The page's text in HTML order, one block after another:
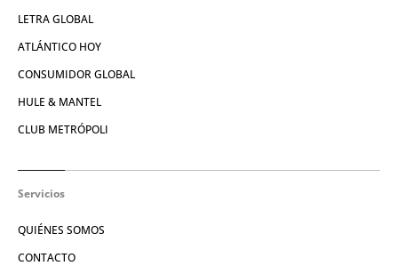
LETRA GLOBAL
ATLÁNTICO HOY
CONSUMIDOR GLOBAL
HULE & MANTEL
CLUB METRÓPOLI
Servicios
QUIÉNES SOMOS
CONTACTO